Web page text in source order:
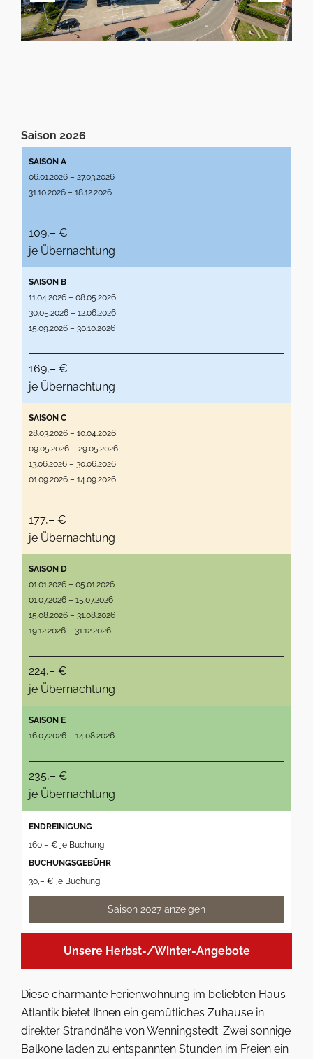
Saison 2026
SAISON A
06.01.2026 – 27.03.2026
31.10.2026 – 18.12.2026
109,– €
je Übernachtung
SAISON B
11.04.2026 – 08.05.2026
30.05.2026 – 12.06.2026
15.09.2026 – 30.10.2026
169,– €
je Übernachtung
SAISON C
28.03.2026 – 10.04.2026
09.05.2026 – 29.05.2026
13.06.2026 – 30.06.2026
01.09.2026 – 14.09.2026
177,– €
je Übernachtung
SAISON D
01.01.2026 – 05.01.2026
01.07.2026 – 15.07.2026
15.08.2026 – 31.08.2026
19.12.2026 – 31.12.2026
224,– €
je Übernachtung
SAISON E
16.07.2026 – 14.08.2026
235,– €
je Übernachtung
ENDREINIGUNG
160,– € je Buchung
BUCHUNGSGEBÜHR
30,– € je Buchung
Saison 2027 anzeigen
Unsere Herbst-/Winter-Angebote
Diese charmante Ferienwohnung im beliebten Haus
Atlantik bietet Ihnen ein gemütliches Zuhause in
direkter Strandnähe von Wenningstedt. Zwei sonnige
Balkone laden zu entspannten Stunden im Freien ein